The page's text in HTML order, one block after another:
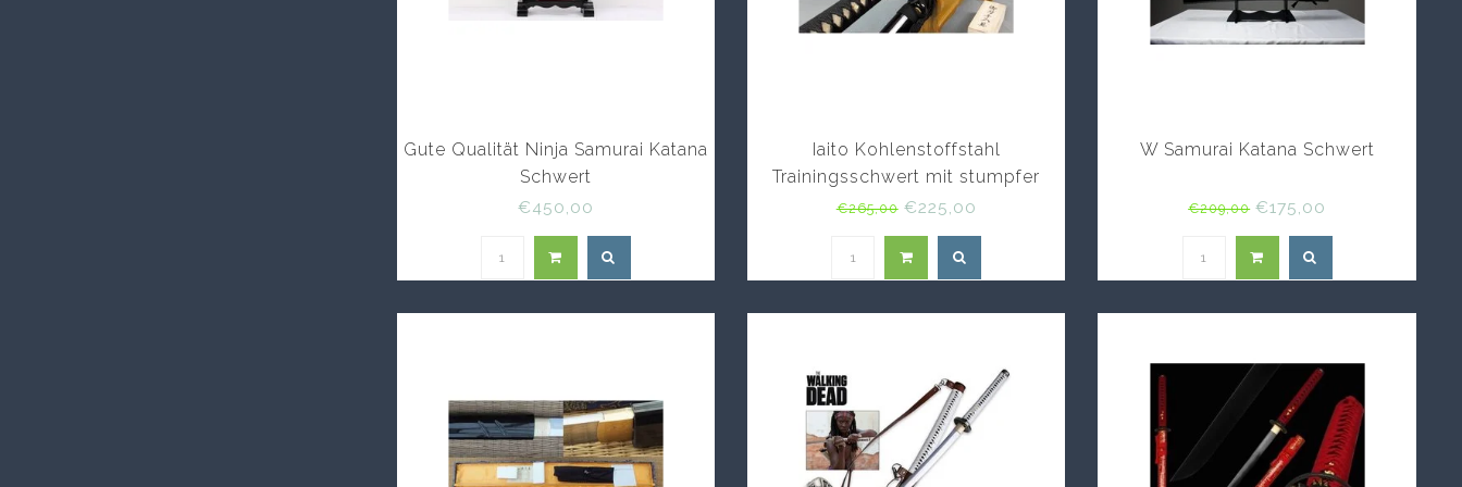
Gute Qualität Ninja Samurai Katana
Schwert
€450,00
Iaito Kohlenstoffstahl
Trainingsschwert mit stumpfer
Klinge
€265,00€225,00
W Samurai Katana Schwert
€209,00€175,00